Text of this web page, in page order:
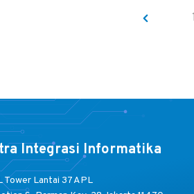
1
Integrasi Informatika
Tower Lantai 37 APL